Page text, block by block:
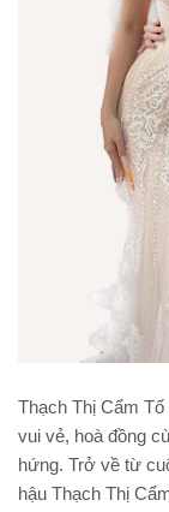
Thạch Thị Cẩm
vui vẻ, hoà đồng
hứng. Trở về từ
hậu Thạch Thị